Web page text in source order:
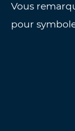
Vous
pour